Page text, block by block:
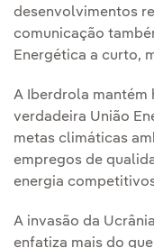
desenvolvimentos
comunicação
Energética a curto,
A Iberdrola mantém
verdadeira União
metas climáticas
empregos de
energia
A invasão da
enfatiza mais do